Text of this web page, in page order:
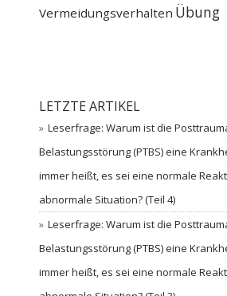
Vermeidungsverhalten Übung
LETZTE ARTIKEL
Leserfrage: Warum ist die
Belastungsstörung (PTBS) eine
immer heißt, es sei eine normale
abnormale Situation? (Teil 4)
Leserfrage: Warum ist die
Belastungsstörung (PTBS) eine
immer heißt, es sei eine normale